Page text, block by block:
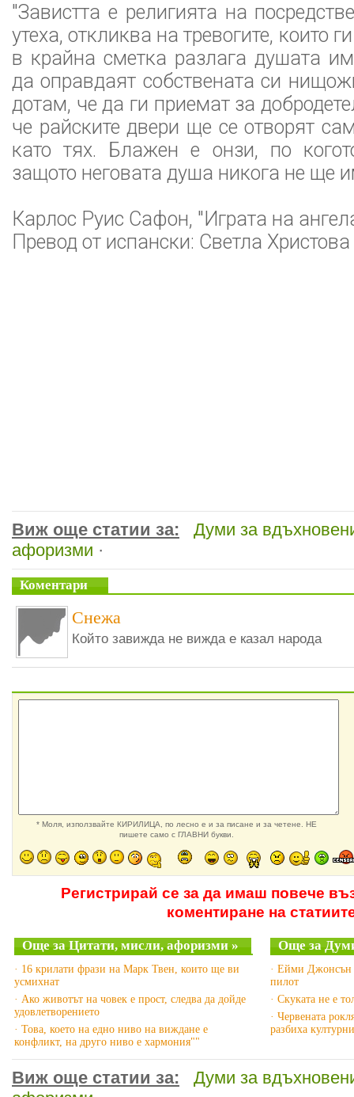
"Завистта е религията на
утеха, откликва на тревогите, които
в крайна сметка разлага душата
да оправдаят собствената си
дотам, че да ги приемат за
че райските двери ще се отворят
като тях. Блажен е онзи, по
защото неговата душа никога не ще
Карлос Руис Сафон, "Играта на
Превод от испански: Светла Христова
Виж още статии за:
Думи за
афоризми ·
Коментари
Снежа
Който завижда не вижда е казал народа
* Моля, използвайте КИРИЛИЦА, по лесно е и за писане и за четене. НЕ
пишете само с ГЛАВНИ букви.
Регистрирай се за да имаш повече
коментиране на
Още за Цитати, мисли, афоризми »
· 16 крилати фрази на Марк Твен, които ще ви
усмихнат
· Ако животът на човек е прост, следва да дойде
удовлетворението
· Това, което на едно ниво на виждане е
конфликт, на друго ниво е хармония""
Още за
· Ейми Джонсън
пилот
· Скуката не е
· Червената
разбиха
Виж още статии за:
Думи за